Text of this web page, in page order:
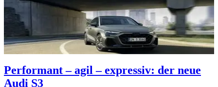
Performant – agil – expressiv: der neue
Audi S3